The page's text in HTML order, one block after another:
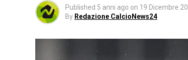
Published 5 anni ago on 19 Dicembre
By Redazione CalcioNews24